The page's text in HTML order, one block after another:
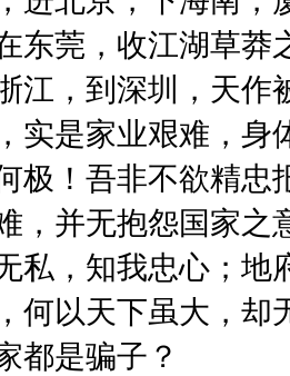
东莞，收江湖草莽
江，到深圳，天作
实是家业艰难，身
极！吾非不欲精忠
，并无抱怨国家之
私，知我忠心；地
何以天下虽大，却
都是骗子？